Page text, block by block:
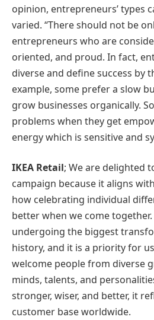
opinion, entrepreneurs’ types
varied. “There should not be
entrepreneurs who are
oriented, and proud. In fact,
diverse and define success by
example, some prefer a slow
grow businesses organically.
problems when they get
energy which is sensitive and
IKEA Retail; We are delighted
campaign because it aligns
how celebrating individual
better when we come
undergoing the biggest
history, and it is a priority for
welcome people from diverse
minds, talents, and
stronger, wiser, and better, it
customer base worldwide.